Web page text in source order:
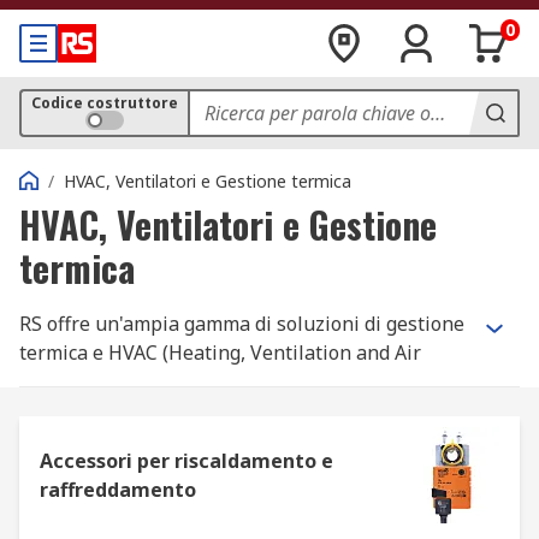
0
Codice costruttore
/ HVAC, Ventilatori e Gestione termica
HVAC, Ventilatori e Gestione
termica
RS offre un'ampia gamma di soluzioni di gestione
termica e HVAC (Heating, Ventilation and Air
Che cosa si intende per HVAC?
Accessori per riscaldamento e
raffreddamento